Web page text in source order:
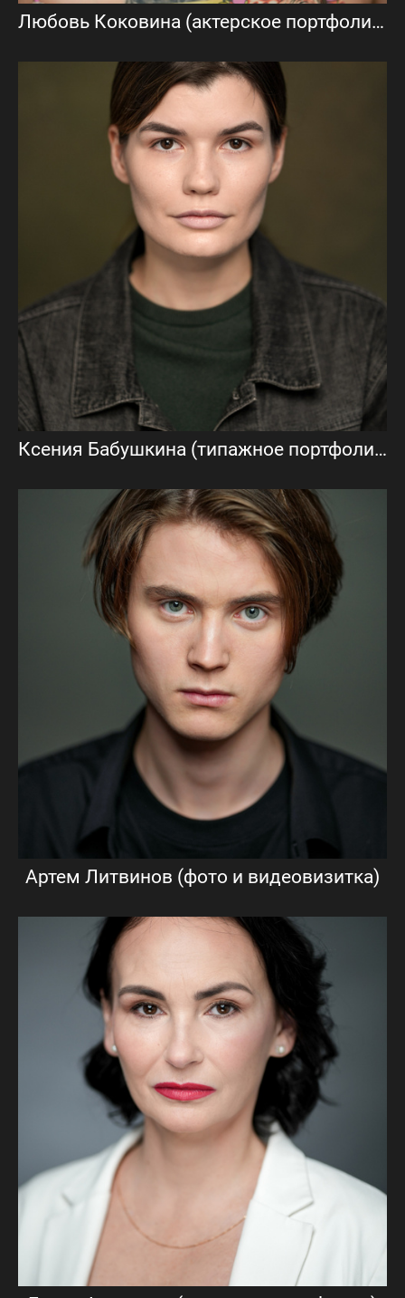
Любовь Коковина (актерское портфолио)
Ксения Бабушкина (типажное портфолио)
Артем Литвинов (фото и видеовизитка)